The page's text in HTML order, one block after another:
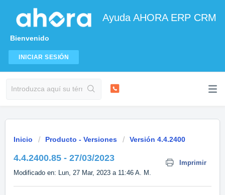
Ayuda AHORA ERP CRM
Bienvenido
INICIAR SESIÓN
Inicio Producto - Versiones Versión 4.4.2400
4.4.2400.85 - 27/03/2023
Imprimir
Modificado en: Lun, 27 Mar, 2023 a 11:46 A. M.